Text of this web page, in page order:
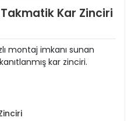
Takmatik Kar Zinciri
montaj imkanı sunan
kar zinciri.